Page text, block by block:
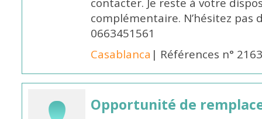
complémentaire. N’hésitez
0663451561
Casablanca | Références n°
Opportunité de